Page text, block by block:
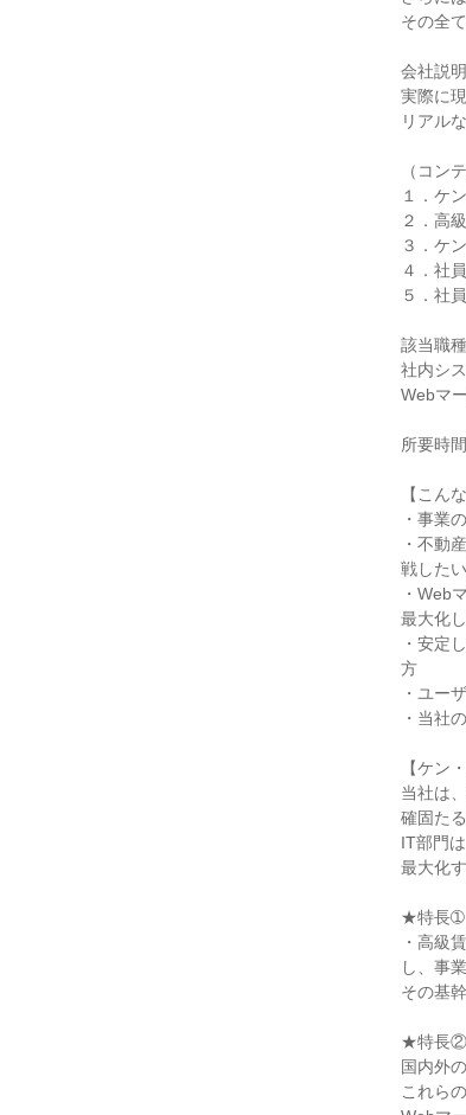
その全
会社説
実際に
リアル
（コン
１．ケ
２．高
３．ケ
４．社
５．社
該当職
社内シ
Webマ
所要時
【こん
・事業
・不動
戦した
・Web
最大化
・安定
方
・ユー
・当社
【ケン
当社は
確固た
IT部門
最大化
★特長
・高級
し、事
その基
★特長
国内外
これら